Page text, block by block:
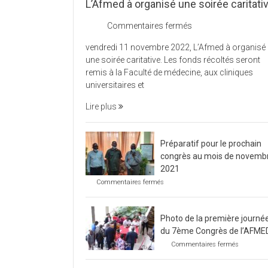
L’Afmed à organisé une soirée
Commentaires fermés
à
organisé
une
vendredi 11 novembre 2022, L’Afmed à organisé
une soirée caritative. Les fonds récoltés seront
remis à la Faculté de médecine, aux cliniques
universitaires et
Lire plus
Préparatif pour le prochain
congrès au mois de
2021
Commentaires fermés
prochain
congrès
mois
de
Photo de la première
du 7ème Congrès de
Commentaires fermés